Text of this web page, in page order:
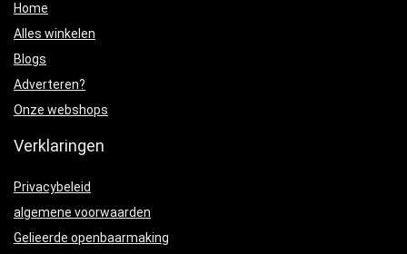
Home
Alles winkelen
Blogs
Adverteren?
Onze webshops
Verklaringen
Privacybeleid
algemene voorwaarden
Gelieerde openbaarmaking